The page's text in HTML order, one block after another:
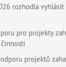
rozhodla
pro projekty
projektů